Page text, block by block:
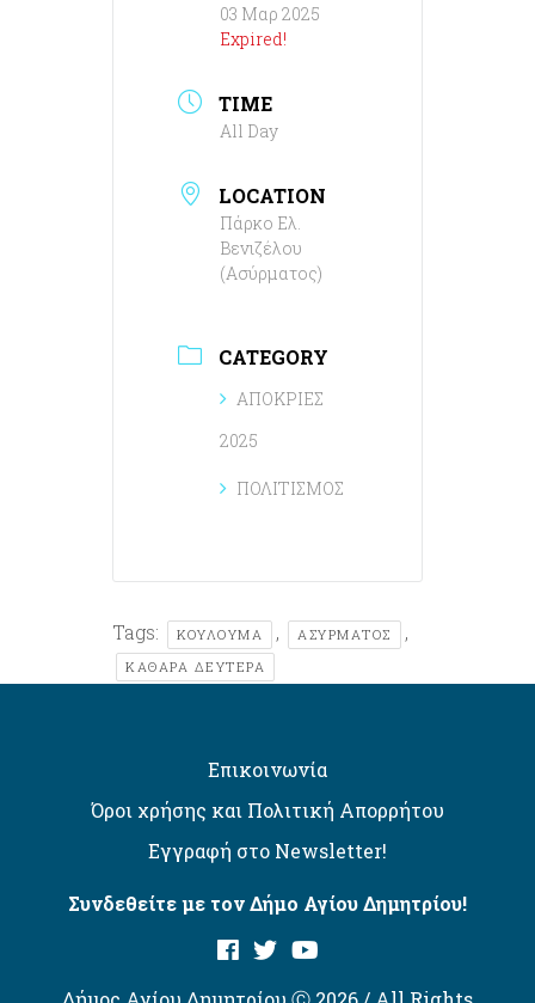
03 Μαρ 2025
Expired!
TIME
All Day
LOCATION
Πάρκο Ελ.
Βενιζέλου
(Ασύρματος)
CATEGORY
ΑΠΟΚΡΙΕΣ
2025
ΠΟΛΙΤΙΣΜΟΣ
Tags: ΚΟΥΛΟΥΜΑ , ΑΣΎΡΜΑΤΟΣ ,
ΚΑΘΑΡΆ ΔΕΥΤΈΡΑ
Επικοινωνία
Όροι χρήσης και Πολιτική Απορρήτου
Εγγραφή στο Newsletter!
Συνδεθείτε με τον Δήμο Αγίου Δημητρίου!